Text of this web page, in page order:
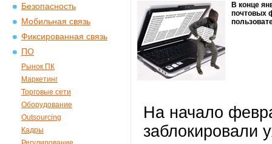
Безопасность
Мобильная связь
Фиксированная связь
ПО
Рынок ПК
Маркетинг
Торговые сети
Оборудование
Outsourcing
Кадры
В конце
почтовых
На начало
заблокировали